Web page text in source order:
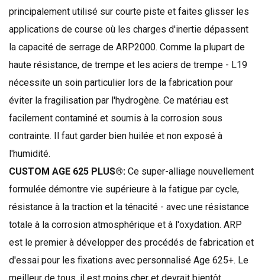
principalement utilisé sur courte piste et faites glisser les
applications de course où les charges d'inertie dépassent
la capacité de serrage de ARP2000. Comme la plupart de
haute résistance, de trempe et les aciers de trempe - L19
nécessite un soin particulier lors de la fabrication pour
éviter la fragilisation par l'hydrogène. Ce matériau est
facilement contaminé et soumis à la corrosion sous
contrainte. Il faut garder bien huilée et non exposé à
l'humidité.
CUSTOM AGE 625 PLUS®: Ce super-alliage nouvellement
formulée démontre vie supérieure à la fatigue par cycle,
résistance à la traction et la ténacité - avec une résistance
totale à la corrosion atmosphérique et à l'oxydation. ARP
est le premier à développer des procédés de fabrication et
d'essai pour les fixations avec personnalisé Age 625+. Le
meilleur de tous, il est moins cher et devrait bientôt